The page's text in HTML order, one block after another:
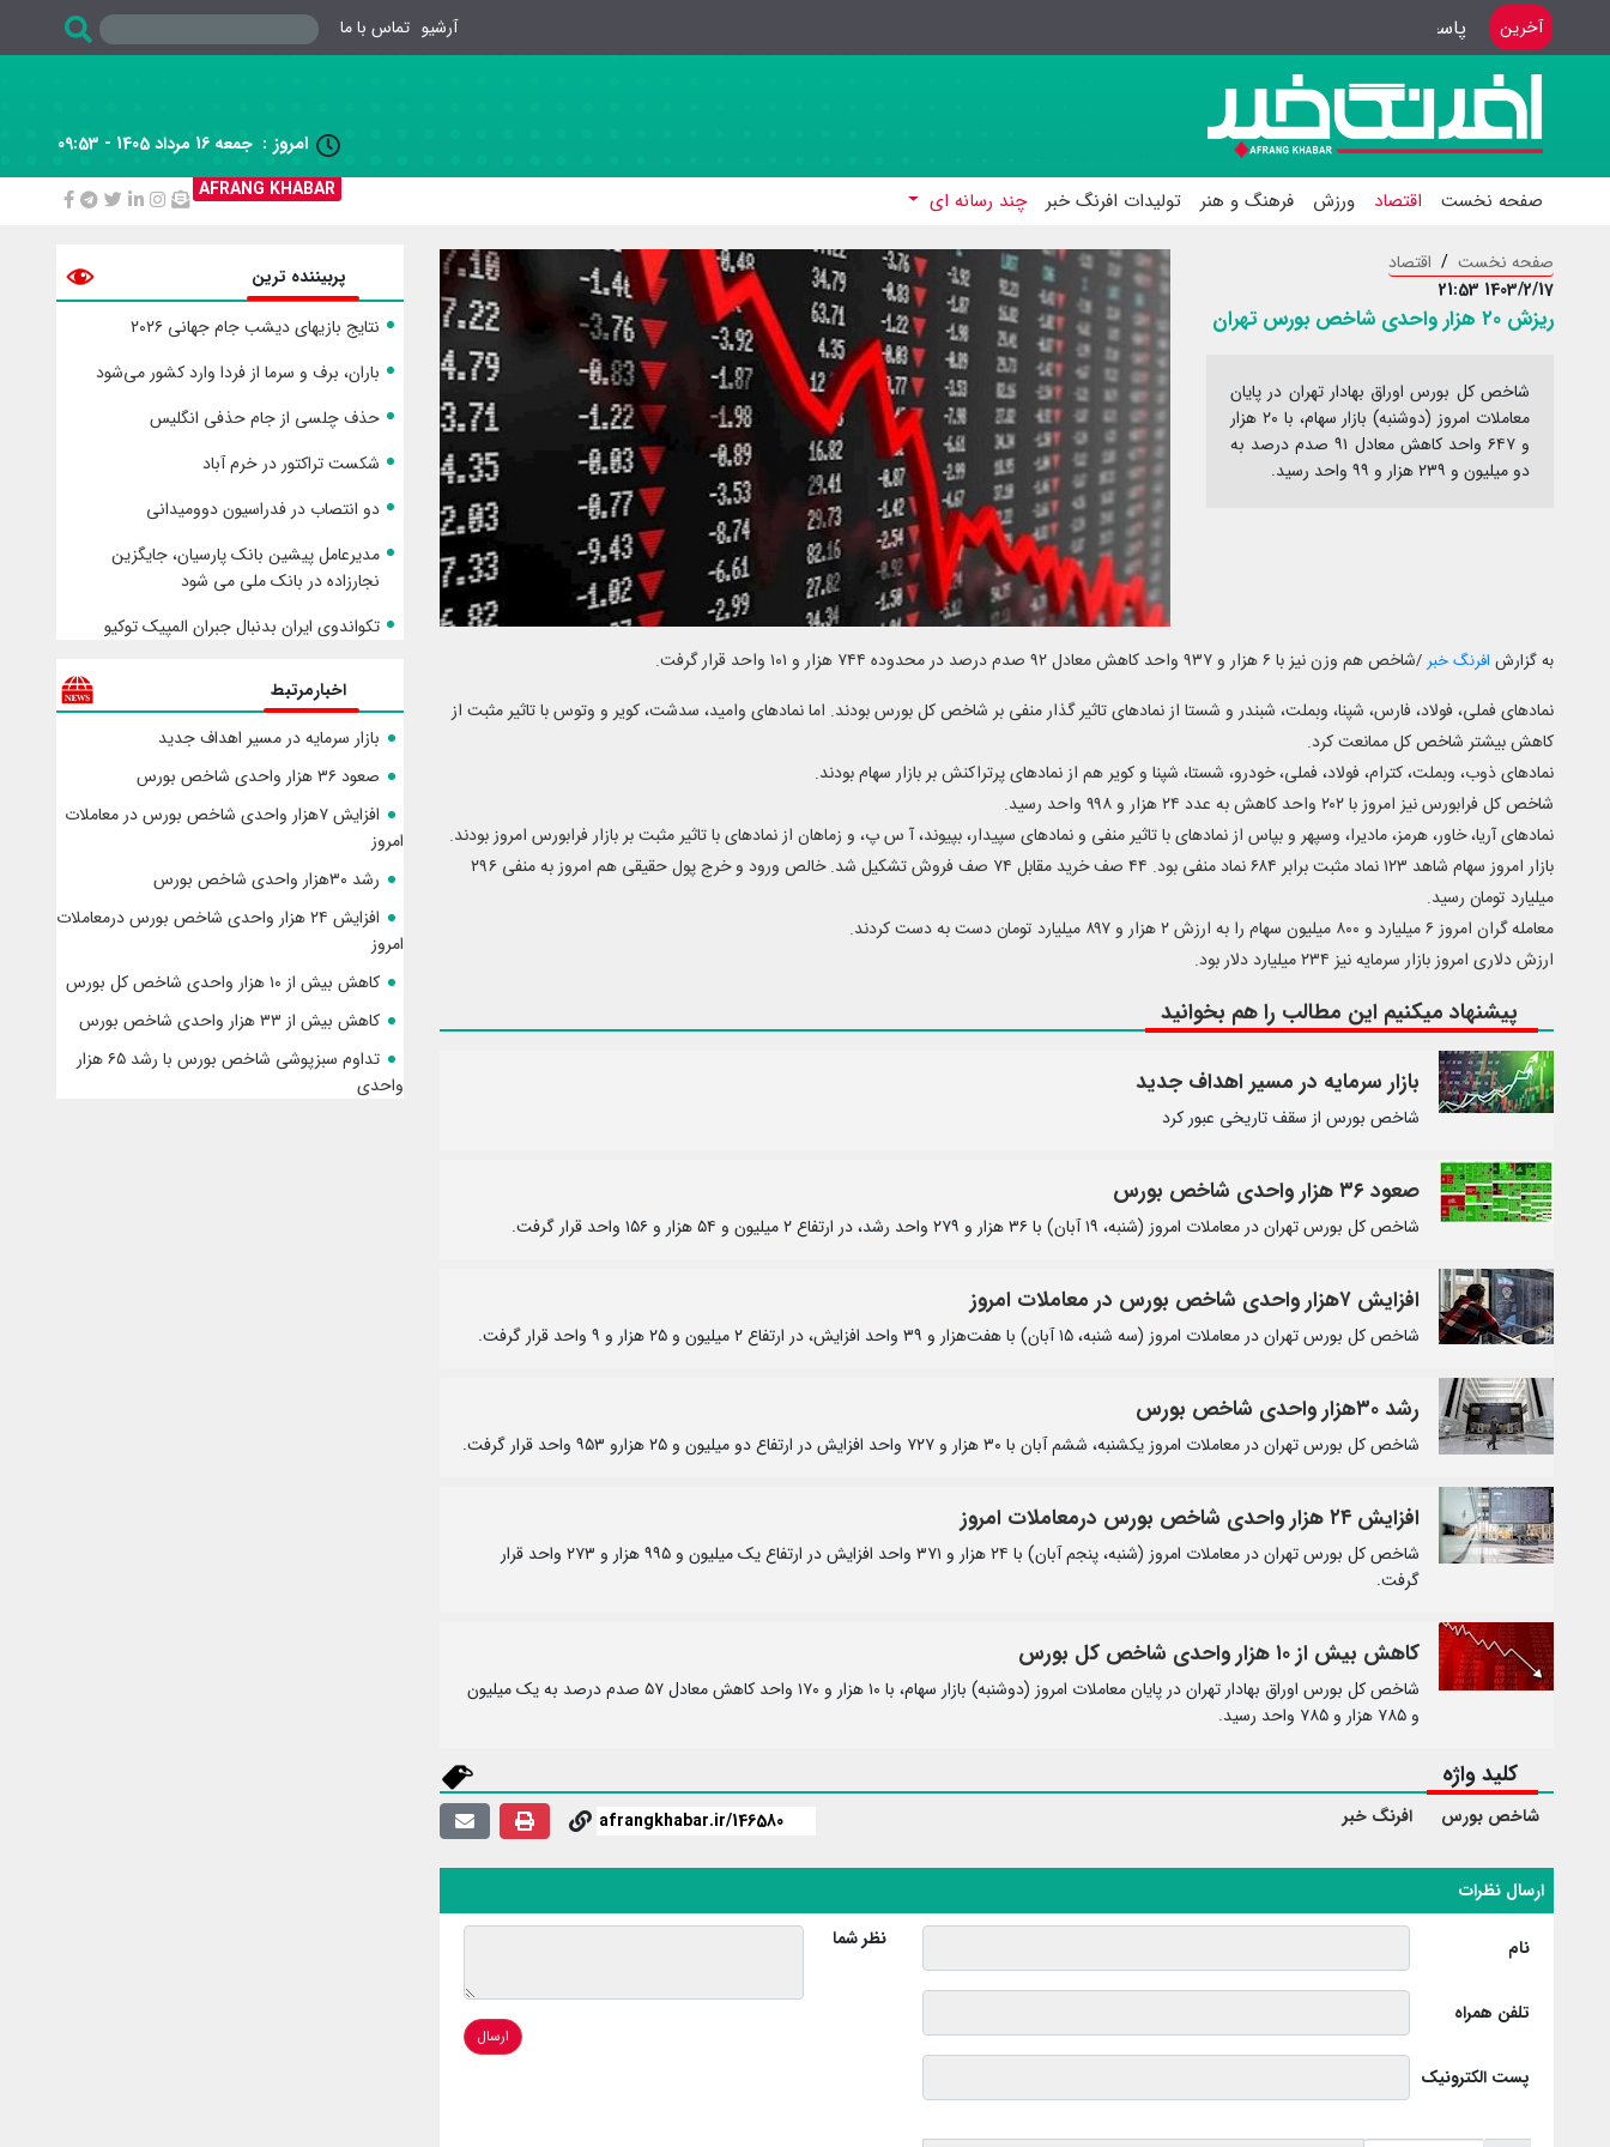
آخرین پاسخ گویی بهترین هدیه به خبرنگاران آرشیو تماس با ما
 امروز : جمعه 16 مرداد 1405 - 09:53
AFRANG KHABAR
صفحه نخست اقتصاد ورزش فرهنگ و هنر تولیدات افرنگ خبر چند رسانه ای
صفحه نخست
اقتصاد
1403/2/17 21:53
ریزش ۲۰ هزار واحدی شاخص بورس تهران
شاخص کل بورس اوراق بهادار تهران در پایان
معاملات امروز (دوشنبه) بازار سهام، با ۲۰ هزار
و ۶۴۷ واحد کاهش معادل ۹۱ صدم درصد به
دو میلیون و ۲۳۹ هزار و ۹۹ واحد رسید.
به گزارش افرنگ خبر /شاخص هم وزن نیز با ۶ هزار و ۹۳۷ واحد کاهش معادل ۹۲ صدم درصد در محدوده ۷۴۴ هزار و ۱۰۱ واحد قرار گرفت.
نماد‌های فملی، فولاد، فارس، شپنا، وبملت، شبندر و شستا از نماد‌های تاثیر گذار منفی بر شاخص کل بورس بودند. اما نماد‌های وامید، سدشت، کویر و وتوس با تاثیر مثبت از
کاهش بیشتر شاخص کل ممانعت کرد.
نماد‌های ذوب، وبملت، کترام، فولاد، فملی، خودرو، شستا، شپنا و کویر هم از نماد‌های پرتراکنش بر بازار سهام بودند.
شاخص کل فرابورس نیز امروز با ۲۰۲ واحد کاهش به عدد ۲۴ هزار و ۹۹۸ واحد رسید.
نماد‌های آریا، خاور، هرمز، مادیرا، وسپهر و بپاس از نماد‌های با تاثیر منفی و نماد‌های سپیدار، بپیوند، آ س پ، و زماهان از نماد‌های با تاثیر مثبت بر بازار فرابورس امروز بودند.
بازار امروز سهام شاهد ۱۲۳ نماد مثبت برابر ۶۸۴ نماد منفی بود. ۴۴ صف خرید مقابل ۷۴ صف فروش تشکیل شد. خالص ورود و خرج پول حقیقی هم امروز به منفی ۲۹۶
میلیارد تومان رسید.
معامله گران امروز ۶ میلیارد و ۸۰۰ میلیون سهام را به ارزش ۲ هزار و ۸۹۷ میلیارد تومان دست به دست کردند.
ارزش دلاری امروز بازار سرمایه نیز ۲۳۴ میلیارد دلار بود.
پیشنهاد میکنیم این مطالب را هم بخوانید
بازار سرمایه در مسیر اهداف جدید
شاخص بورس از سقف تاریخی عبور کرد
صعود ۳۶ هزار واحدی شاخص بورس
شاخص کل بورس تهران در معاملات امروز (شنبه، ۱۹ آبان) با ۳۶ هزار و ۲۷۹ واحد رشد، در ارتفاع ۲ میلیون و ۵۴ هزار و ۱۵۶ واحد قرار گرفت.
افزایش ۷هزار واحدی شاخص بورس در معاملات امروز
شاخص کل بورس تهران در معاملات امروز (سه شنبه، ۱۵ آبان) با هفت‌هزار و ۳۹ واحد افزایش، در ارتفاع ۲ میلیون و ۲۵ هزار و ۹ واحد قرار گرفت.
رشد ۳۰هزار واحدی شاخص بورس
شاخص کل بورس تهران در معاملات امروز یکشنبه، ششم آبان با ۳۰ هزار و ۷۲۷ واحد افزایش در ارتفاع دو میلیون و ۲۵ هزارو ۹۵۳ واحد قرار گرفت.
افزایش ۲۴ هزار واحدی شاخص بورس درمعاملات امروز
شاخص کل بورس تهران در معاملات امروز (شنبه، پنجم آبان) با ۲۴ هزار و ۳۷۱ واحد افزایش در ارتفاع یک میلیون و ۹۹۵ هزار و ۲۷۳ واحد قرار
گرفت.
کاهش بیش از ۱۰ هزار واحدی شاخص کل بورس
شاخص کل بورس اوراق بهادار تهران در پایان معاملات امروز (دوشنبه) بازار سهام، با ۱۰ هزار و ۱۷۰ واحد کاهش معادل ۵۷ صدم درصد به یک میلیون
و ۷۸۵ هزار و ۷۸۵ واحد رسید.
کلید واژه
شاخص بورس افرنگ خبر
ارسال نظرات
نام
تلفن همراه
پست الکترونیک
نظر شما
ارسال
پربیننده ترین
نتایج بازیهای دیشب جام جهانی ۲۰۲۶
باران، برف و سرما از فردا وارد کشور می‌شود
حذف چلسی از جام حذفی انگلیس
شکست تراکتور در خرم آباد
دو انتصاب در فدراسیون دوومیدانی
مدیرعامل پیشین بانک پارسیان، جایگزین
نجارزاده در بانک ملی می شود
تکواندوی ایران بدنبال جبران المپیک توکیو
اخبارمرتبط
بازار سرمایه در مسیر اهداف جدید
صعود ۳۶ هزار واحدی شاخص بورس
افزایش ۷هزار واحدی شاخص بورس در معاملات
امروز
رشد ۳۰هزار واحدی شاخص بورس
افزایش ۲۴ هزار واحدی شاخص بورس درمعاملات
امروز
کاهش بیش از ۱۰ هزار واحدی شاخص کل بورس
کاهش بیش از ۳۳ هزار واحدی شاخص بورس
تداوم سبزپوشی شاخص بورس با رشد ۶۵ هزار
واحدی